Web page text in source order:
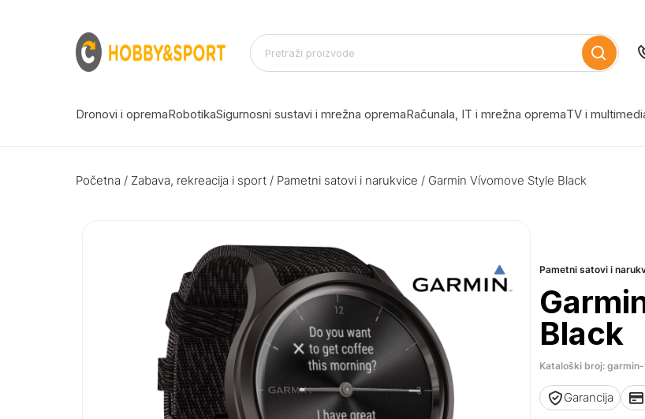
Dronovi i opremaRobotikaSigurnosni sustavi i mrežna opremaRačunala, IT i mrežna opremaTV i
Početna / Zabava, rekreacija i sport / Pametni satovi i narukvice / Garmin Vívomove Style Black
Pametni satovi i
Black
Kataloški broj:
Garancija